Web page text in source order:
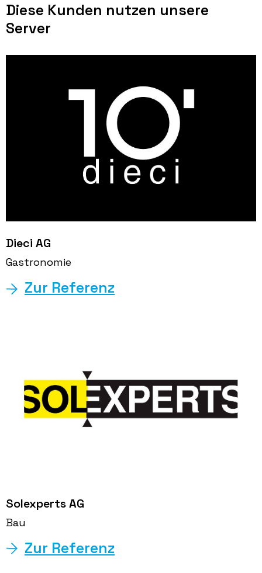
Diese Kunden nutzen unsere
Server
Dieci AG
Gastronomie
Zur Referenz
Solexperts AG
Bau
Zur Referenz